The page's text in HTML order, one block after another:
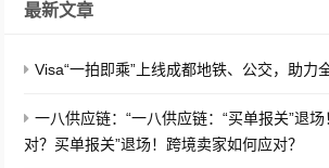
最新文章
Visa“一拍即乘”上线成都地铁、公交，助力
一八供应链：“一八供应链：“买单报关”退
对？买单报关”退场！跨境卖家如何应对？